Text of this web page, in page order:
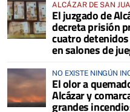
ALCÁZAR DE SAN
El juzgado de
decreta prisión
cuatro
en salones de
NO EXISTE NINGÚN
COMARCA
El olor a
Alcázar y
grandes